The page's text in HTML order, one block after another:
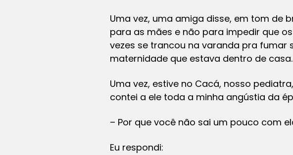
Uma vez, uma amiga disse, em tom de
para as mães e não para impedir que
vezes se trancou na varanda pra fumar
maternidade que estava dentro de
Uma vez, estive no Cacá, nosso
contei a ele toda a minha angústia da
– Por que você não sai um pouco com
Eu respondi: